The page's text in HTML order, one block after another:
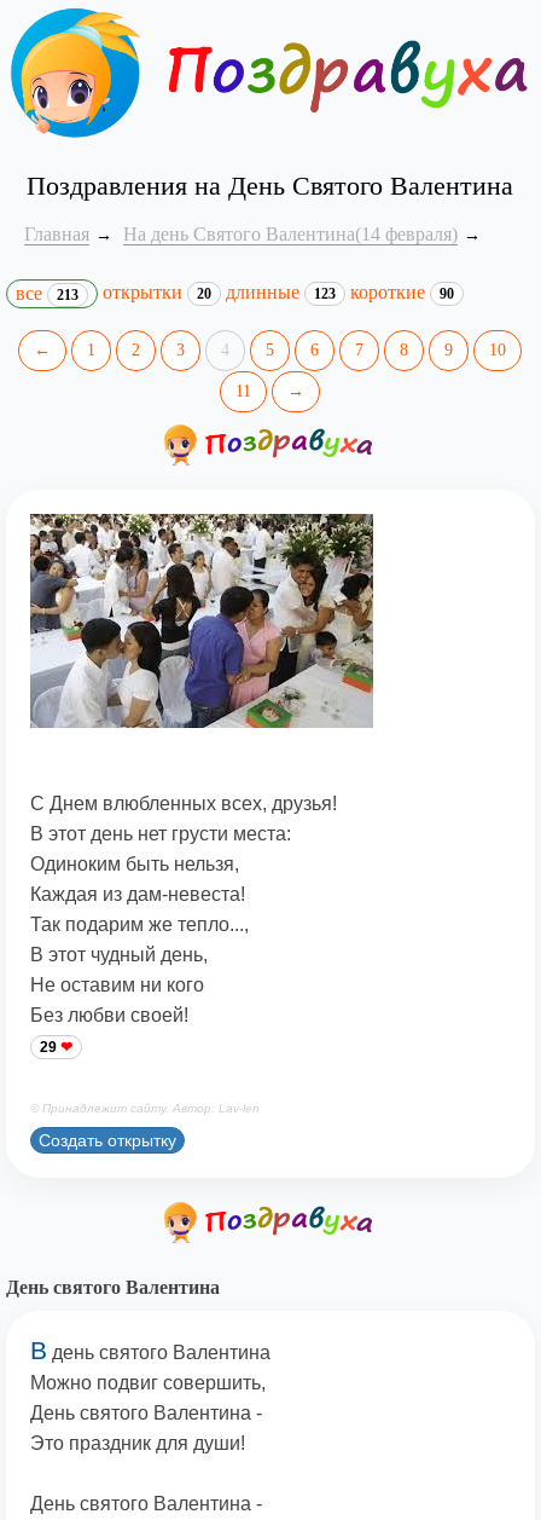
Поздравления на День Святого Валентина
Главная На день Святого Валентина(14 февраля)
все 213 открытки 20 длинные 123 короткие 90
← 1 2 3 4 5 6 7 8 9 10
11 →
С Днем влюбленных всех, друзья!
В этот день нет грусти места:
Одиноким быть нельзя,
Каждая из дам-невеста!
Так подарим же тепло...,
В этот чудный день,
Не оставим ни кого
Без любви своей!
29
© Принадлежит сайту. Автор: Lav-len
Создать открытку
День святого Валентина
В день святого Валентина
Можно подвиг совершить,
День святого Валентина -
Это праздник для души!
День святого Валентина -